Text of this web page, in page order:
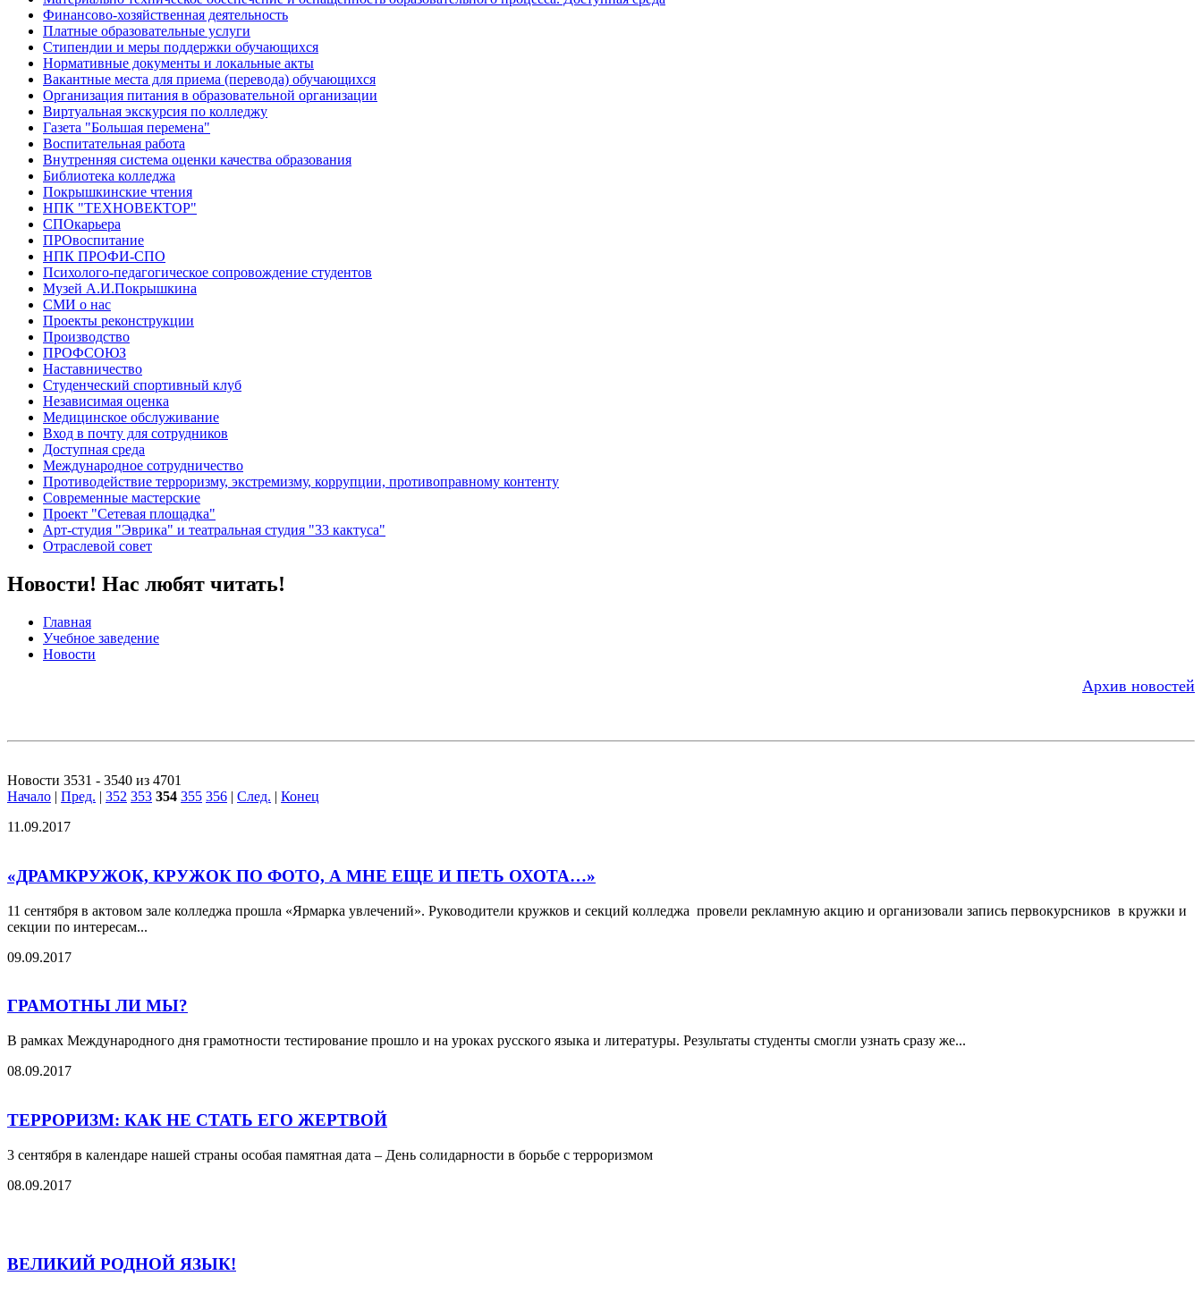
Финансово-хозяйственная деятельность
Платные образовательные услуги
Стипендии и меры поддержки обучающихся
Нормативные документы и локальные акты
Вакантные места для приема (перевода) обучающихся
Организация питания в образовательной организации
Виртуальная экскурсия по колледжу
Газета "Большая перемена"
Воспитательная работа
Внутренняя система оценки качества образования
Библиотека колледжа
Покрышкинские чтения
НПК "ТЕХНОВЕКТОР"
СПОкарьера
ПРОвоспитание
НПК ПРОФИ-СПО
Психолого-педагогическое сопровождение студентов
Музей А.И.Покрышкина
СМИ о нас
Проекты реконструкции
Производство
ПРОФСОЮЗ
Наставничество
Студенческий спортивный клуб
Независимая оценка
Медицинское обслуживание
Вход в почту для сотрудников
Доступная среда
Международное сотрудничество
Противодействие терроризму, экстремизму, коррупции, противоправному контенту
Современные мастерские
Проект "Сетевая площадка"
Арт-студия "Эврика" и театральная студия "33 кактуса"
Отраслевой совет
Новости! Нас любят читать!
Главная
Учебное заведение
Новости
Архив новостей
Новости 3531 - 3540 из 4701
Начало | Пред. | 352 353 354 355 356 | След. | Конец
11.09.2017
«ДРАМКРУЖОК, КРУЖОК ПО ФОТО, А МНЕ ЕЩЕ И ПЕТЬ ОХОТА…»
11 сентября в актовом зале колледжа прошла «Ярмарка увлечений». Руководители кружков и секций колледжа провели рекламную акцию и организовали запись первокурсников в кружки и
секции по интересам...
09.09.2017
ГРАМОТНЫ ЛИ МЫ?
В рамках Международного дня грамотности тестирование прошло и на уроках русского языка и литературы. Результаты студенты смогли узнать сразу же...
08.09.2017
ТЕРРОРИЗМ: КАК НЕ СТАТЬ ЕГО ЖЕРТВОЙ
3 сентября в календаре нашей страны особая памятная дата – День солидарности в борьбе с терроризмом
08.09.2017
ВЕЛИКИЙ РОДНОЙ ЯЗЫК!